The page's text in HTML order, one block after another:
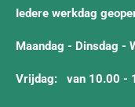
Iedere werkdag
Maandag - Dinsdag -
Vrijdag: van 10.00 -